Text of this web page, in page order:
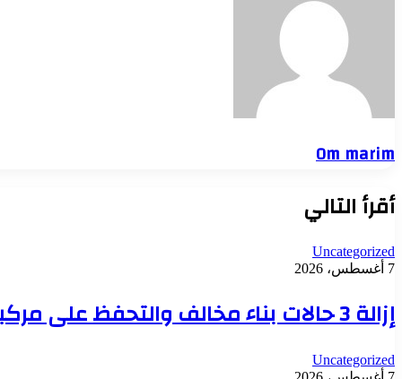
Om marim
أقرأ التالي
Uncategorized
7 أغسطس، 2026
إزالة 3 حالات بناء مخالف والتحفظ على مركبات للنباشين بحي العامرية أول بالإسكندرية
Uncategorized